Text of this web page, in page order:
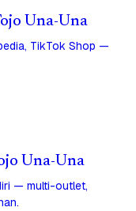
Una-Una
TikTok Shop —
Una-Una
— multi-outlet,